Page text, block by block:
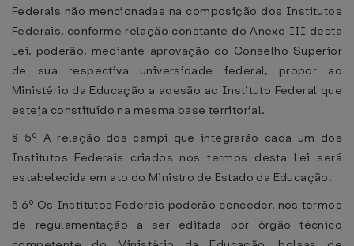
Federais não mencionadas na composição dos Institutos
Federais, conforme relação constante do Anexo III desta
Lei, poderão, mediante aprovação do Conselho Superior
de sua respectiva universidade federal, propor ao
Ministério da Educação a adesão ao Instituto Federal que
esteja constituído na mesma base territorial.
§ 5º A relação dos campi que integrarão cada um dos
Institutos Federais criados nos termos desta Lei será
estabelecida em ato do Ministro de Estado da Educação.
§ 6º Os Institutos Federais poderão conceder, nos termos
de regulamentação a ser editada por órgão técnico